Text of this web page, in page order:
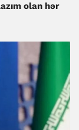
olan hər